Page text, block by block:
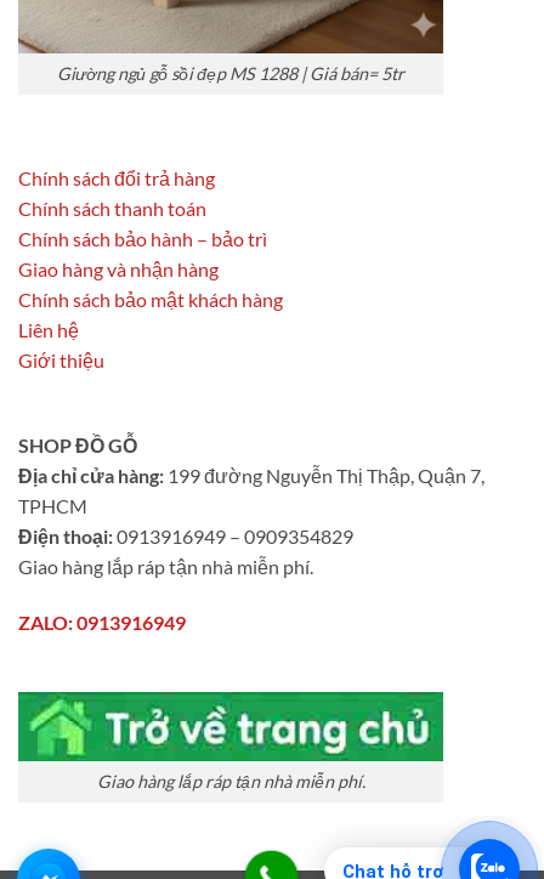
Chat hỗ trợ
Giường ngủ gỗ sồi đẹp MS 1288 | Giá bán= 5tr
Chính sách đổi trả hàng
Chính sách thanh toán
Chính sách bảo hành – bảo trì
Giao hàng và nhận hàng
Chính sách bảo mật khách hàng
Liên hệ
Giới thiệu
SHOP ĐỒ GỖ
Địa chỉ cửa hàng: 199 đường Nguyễn Thị Thập, Quận 7,
TPHCM
Điện thoại:0913916949 – 0909354829
Giao hàng lắp ráp tận nhà miễn phí.
ZALO: 0913916949
Giao hàng lắp ráp tận nhà miễn phí.